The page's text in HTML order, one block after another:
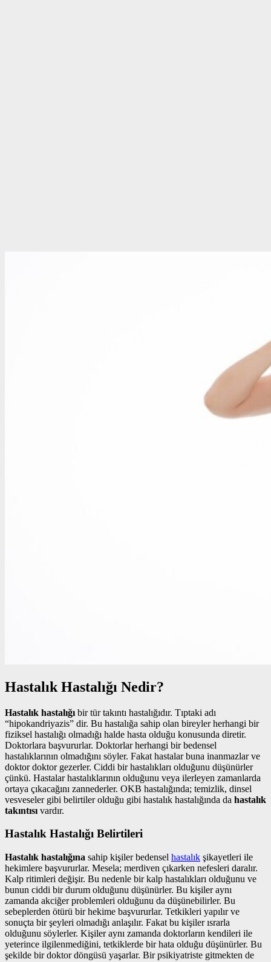
Hastalık Hastalığı Nedir?
Hastalık hastalığı bir tür takıntı hastalığıdır. Tıptaki adı
“hipokandriyazis” dir. Bu hastalığa sahip olan bireyler herhangi bir
fiziksel hastalığı olmadığı halde hasta olduğu konusunda diretir.
Doktorlara başvururlar. Doktorlar herhangi bir bedensel
hastalıklarının olmadığını söyler. Fakat hastalar buna inanmazlar ve
doktor doktor gezerler. Ciddi bir hastalıkları olduğunu düşünürler
çünkü. Hastalar hastalıklarının olduğunu veya ilerleyen zamanlarda
ortaya çıkacağını zannederler. OKB hastalığında; temizlik, dinsel
vesveseler gibi belirtiler olduğu gibi hastalık hastalığında da hastalık
takıntısı vardır.
Hastalık Hastalığı Belirtileri
Hastalık hastalığına sahip kişiler bedensel hastalık şikayetleri ile
hekimlere başvururlar. Mesela; merdiven çıkarken nefesleri daralır.
Kalp ritimleri değişir. Bu nedenle bir kalp hastalıkları olduğunu ve
bunun ciddi bir durum olduğunu düşünürler. Bu kişiler aynı
zamanda akciğer problemleri olduğunu da düşünebilirler. Bu
sebeplerden ötürü bir hekime başvururlar. Tetkikleri yapılır ve
sonuçta bir şeyleri olmadığı anlaşılır. Fakat bu kişiler ısrarla
olduğunu söylerler. Kişiler aynı zamanda doktorların kendileri ile
yeterince ilgilenmediğini, tetkiklerde bir hata olduğu düşünürler. Bu
şekilde bir doktor döngüsü yaşarlar. Bir psikiyatriste gitmekten de